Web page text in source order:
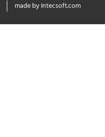
made by Intecsoft.com